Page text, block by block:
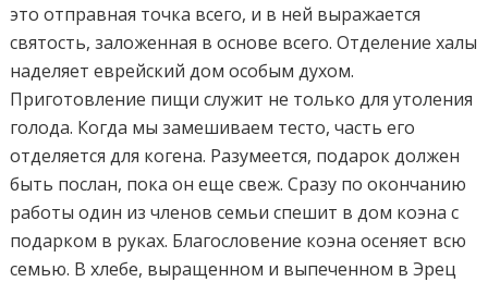
это отправная точка всего, и в ней выражается
святость, заложенная в основе всего. Отделение халы
наделяет еврейский дом особым духом.
Приготовление пищи служит не только для утоления
голода. Когда мы замешиваем тесто, часть его
отделяется для когена. Разумеется, подарок должен
быть послан, пока он еще свеж. Сразу по окончанию
работы один из членов семьи спешит в дом коэна с
подарком в руках. Благословение коэна осеняет всю
семью. В хлебе, выращенном и выпеченном в Эрец